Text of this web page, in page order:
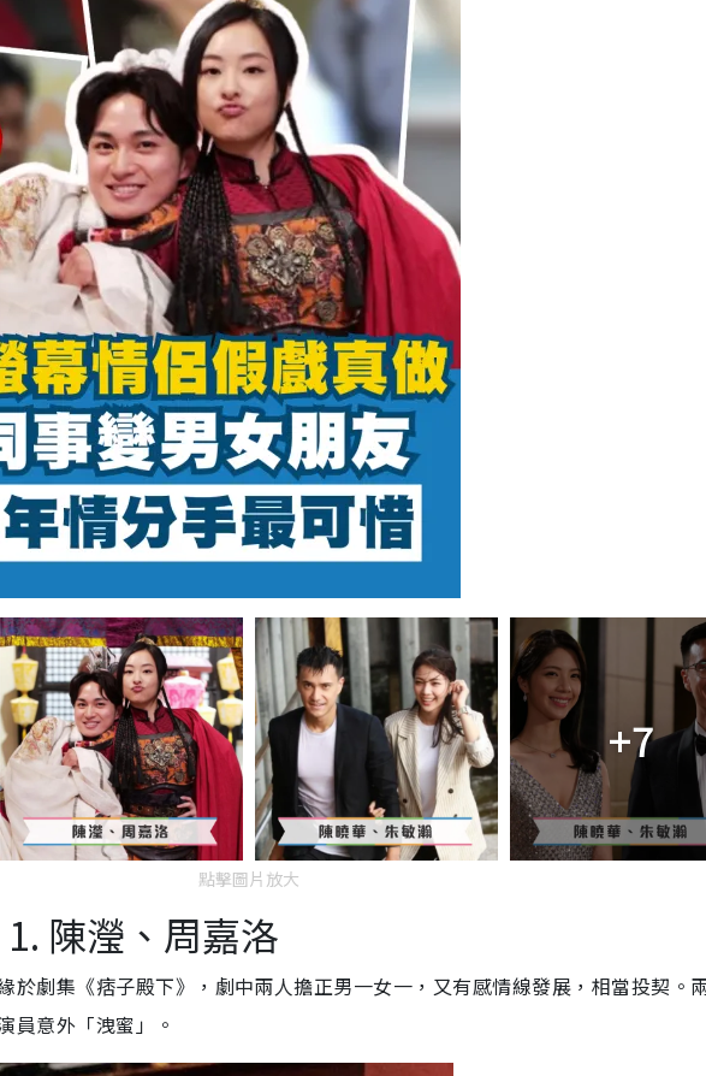
+7
點擊圖片放大
陳瀅、周嘉洛
於劇集《痞子殿下》，劇中兩人擔正男一女一，又有感情線發展，相當投契。
員意外「洩蜜」。